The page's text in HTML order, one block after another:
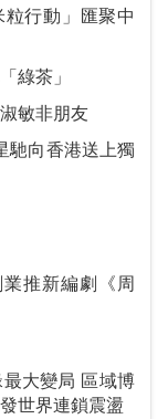
粒行動」匯聚中
清非「綠茶」
稱與林淑敏非朋友
衝突升級觸發世界連鎖震盪